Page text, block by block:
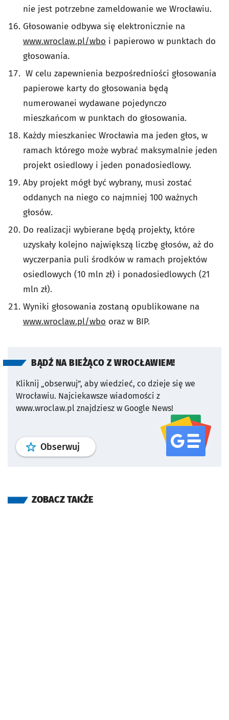
nie jest potrzebne zameldowanie we Wrocławiu.
Głosowanie odbywa się elektronicznie na
www.wroclaw.pl/wbo i papierowo w punktach do
głosowania.
W celu zapewnienia bezpośredniości głosowania
papierowe karty do głosowania będą
numerowanei wydawane pojedynczo
mieszkańcom w punktach do głosowania.
Każdy mieszkaniec Wrocławia ma jeden głos, w
ramach którego może wybrać maksymalnie jeden
projekt osiedlowy i jeden ponadosiedlowy.
Aby projekt mógł być wybrany, musi zostać
oddanych na niego co najmniej 100 ważnych
głosów.
Do realizacji wybierane będą projekty, które
uzyskały kolejno największą liczbę głosów, aż do
wyczerpania puli środków w ramach projektów
osiedlowych (10 mln zł) i ponadosiedlowych (21
mln zł).
Wyniki głosowania zostaną opublikowane na
www.wroclaw.pl/wbo oraz w BIP.
BĄDŹ NA BIEŻĄCO Z WROCŁAWIEM!
Kliknij „obserwuj”, aby wiedzieć, co dzieje się we
Wrocławiu. Najciekawsze wiadomości z
www.wroclaw.pl znajdziesz w Google News!
Obserwuj profil serwisu
ZOBACZ TAKŻE